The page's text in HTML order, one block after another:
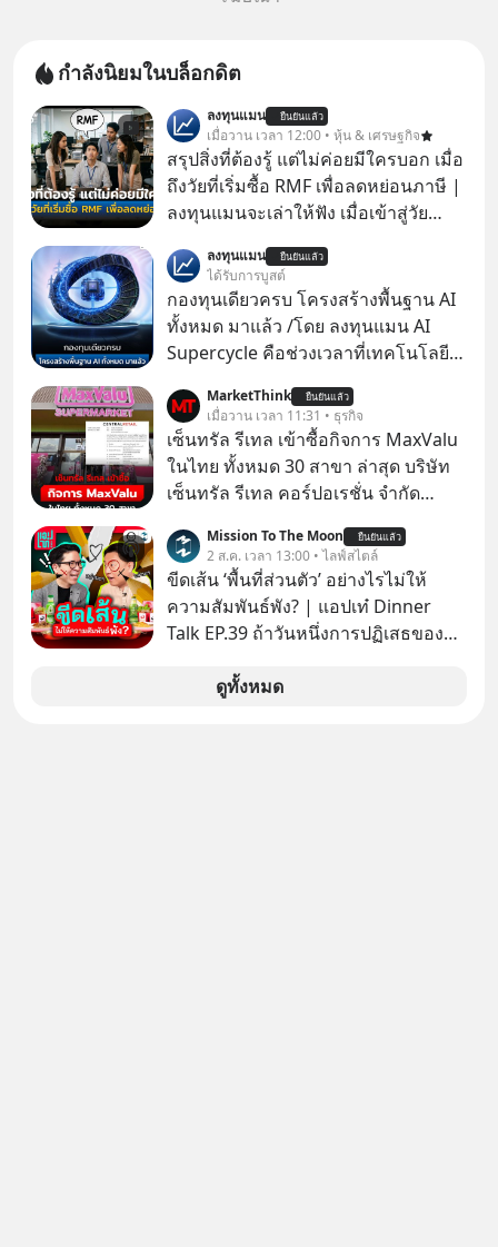
กำลังนิยมในบล็อกดิต
ลงทุนแมน ยืนยันแล้ว
เมื่อวาน เวลา 12:00 • หุ้น & เศรษฐกิจ
สรุปสิ่งที่ต้องรู้ แต่ไม่ค่อยมีใครบอก เมื่อ
ถึงวัยที่เริ่มซื้อ RMF เพื่อลดหย่อนภาษี |
ลงทุนแมนจะเล่าให้ฟัง เมื่อเข้าสู่วัย
ภาษี หลายคนมักได้รับคำแนะนำให้
ลงทุนใน RMF เพราะนอกจากจะช่วยลด
หย่อนภาษีได้แล้ว ยังเป็นโอกาสในการ
สร้างความมั่งคั่งระยะยาว แต่น้อยคน
อะไรบ้าง ควรดู ตรงไหน ทำอย่างไร ถึง
จะดีกับเรา แล้วเราควรรู้ข้อมูลอะไร
เกี่ยวกับ RMF บ้าง เพื่อให้นำไปใช้ต่อได้
จริง ๆ ลงทุนแมนจะเล่าให้ฟัง
ลงทุนแมน ยืนยันแล้ว
ได้รับการบูสต์
กองทุนเดียวครบ โครงสร้างพื้นฐาน AI
ทั้งหมด มาแล้ว /โดย ลงทุนแมน AI
Supercycle คือช่วงเวลาที่เทคโนโลยี
เคลื่อนหลัก ของการเติบโตทาง
เศรษฐกิจ และวิถีชีวิตของผู้คนอย่าง
ยาวนานต่อจากนี้
MarketThink ยืนยันแล้ว
เมื่อวาน เวลา 11:31 • ธุรกิจ
เซ็นทรัล รีเทล เข้าซื้อกิจการ MaxValu
ในไทย ทั้งหมด 30 สาขา ล่าสุด บริษัท
เซ็นทรัล รีเทล คอร์ปอเรชั่น จํากัด
ตลาดหลักทรัพย์แห่งประเทศไทยว่า ได้
เข้าทำการเข้าถือหุ้นในบริษัท อิออน
(ไทยแลนด์) จำกัด เจ้าของ MaxValu ใน
ไทย
Mission To The Moon ยืนยันแล้ว
2 ส.ค. เวลา 13:00 • ไลฟ์สไตล์
ขีดเส้น ‘พื้นที่ส่วนตัว’ อย่างไรไม่ให้
ความสัมพันธ์พัง? | แอปเท๋ Dinner
Talk EP.39 ถ้าวันหนึ่งการปฏิเสธของ
ตั้งกำแพงใส่และมองว่าเราเห็นแก่ตัวทั้ง
ดูทั้งหมด